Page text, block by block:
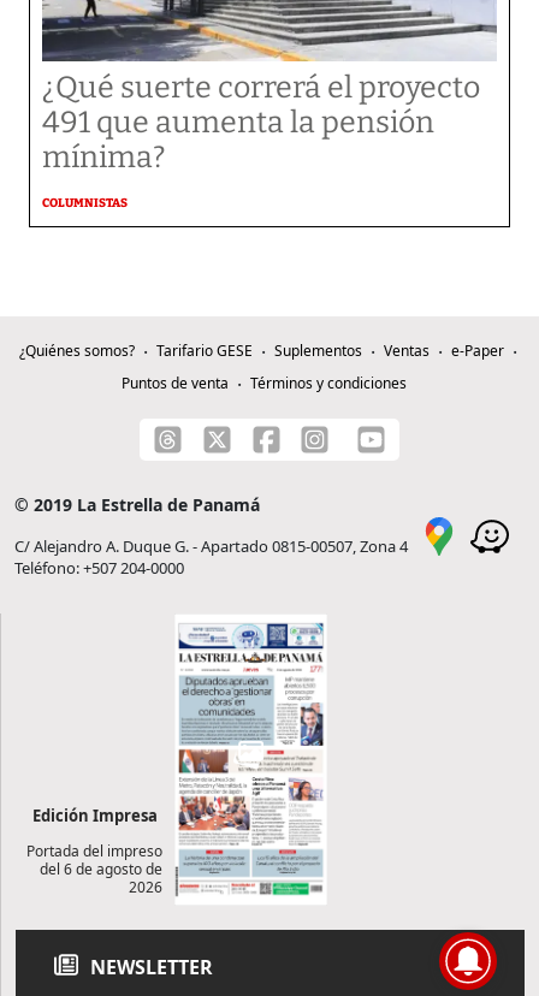
¿Qué suerte correrá el proyecto
491 que aumenta la pensión
mínima?
COLUMNISTAS
¿Quiénes somos? Tarifario GESE Suplementos Ventas
e-Paper
Puntos de venta
Términos y condiciones
© 2019 La Estrella de Panamá
C/ Alejandro A. Duque G. - Apartado 0815-00507, Zona 4
Teléfono: +507 204-0000
Edición Impresa
Portada del impreso
del 6 de agosto de
2026
NEWSLETTER